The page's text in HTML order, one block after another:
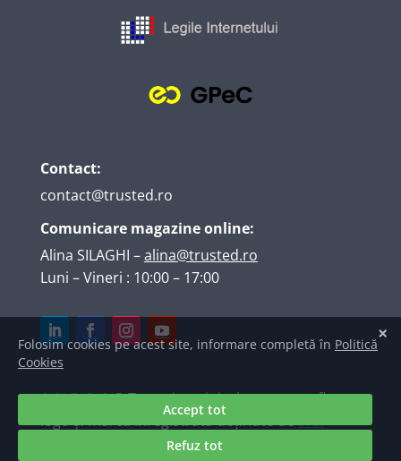
Contact:
contact@trusted.ro
Comunicare magazine online:
Alina SILAGHI –alina@trusted.ro
Luni – Vineri : 10:00 – 17:00
A.N.P.C.| © Texte, imagini, elemente grafice,
logo și marcă înregistrată deținute deS.C.
TRUSTED INTERNET SRL. Raportări ale